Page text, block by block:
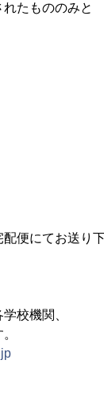
たもののみと
便にてお送り下
校機関、